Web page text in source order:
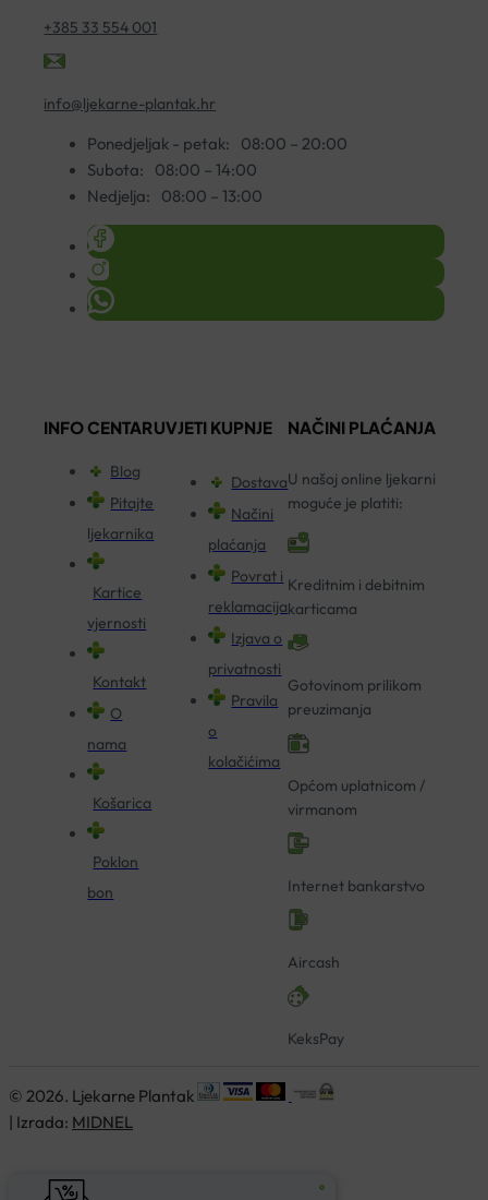
+385 33 554 001
info@ljekarne-plantak.hr
Ponedjeljak - petak:
08:00 – 20:00
Subota:
08:00 – 14:00
Nedjelja:
08:00 – 13:00
INFO CENTAR
Blog
Pitajte
ljekarnika
Kartice
vjernosti
Kontakt
O
nama
Košarica
Poklon
bon
UVJETI KUPNJE
Dostava
Načini
plaćanja
Povrat i
reklamacija
Izjava o
privatnosti
Pravila
o
kolačićima
NAČINI PLAĆANJA
U našoj online ljekarni
moguće je platiti:
Kreditnim i debitnim
karticama
Gotovinom prilikom
preuzimanja
Općom uplatnicom /
virmanom
Internet bankarstvo
Aircash
KeksPay
© 2026. Ljekarne Plantak
| Izrada: MIDNEL